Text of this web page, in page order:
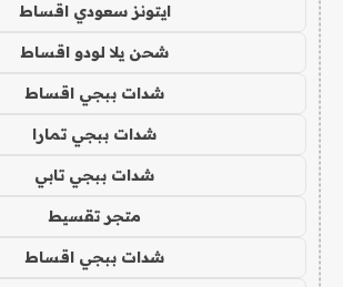
ايتونز سعودي اقساط
شحن يلا لودو اقساط
شدات ببجي اقساط
شدات ببجي تمارا
شدات ببجي تابي
متجر تقسيط
شدات ببجي اقساط